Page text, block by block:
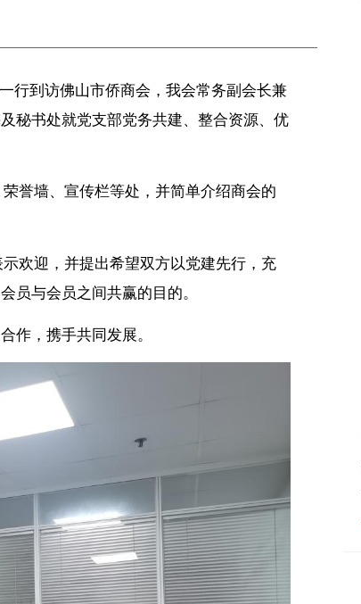
行到访佛山市侨商会，我会常务副会长兼
秘书处就党支部党务共建、整合资源、优
誉墙、宣传栏等处 ，并简单介绍商会的
欢迎，并提出希望双方以党建先行，充
员与会员之间共赢的目的。
作，携手共同发展。